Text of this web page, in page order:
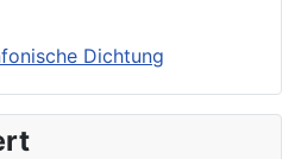
Dichtung